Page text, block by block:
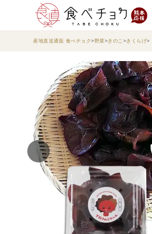
産地直送通販 食べチョク 野菜 きのこ きくらげ